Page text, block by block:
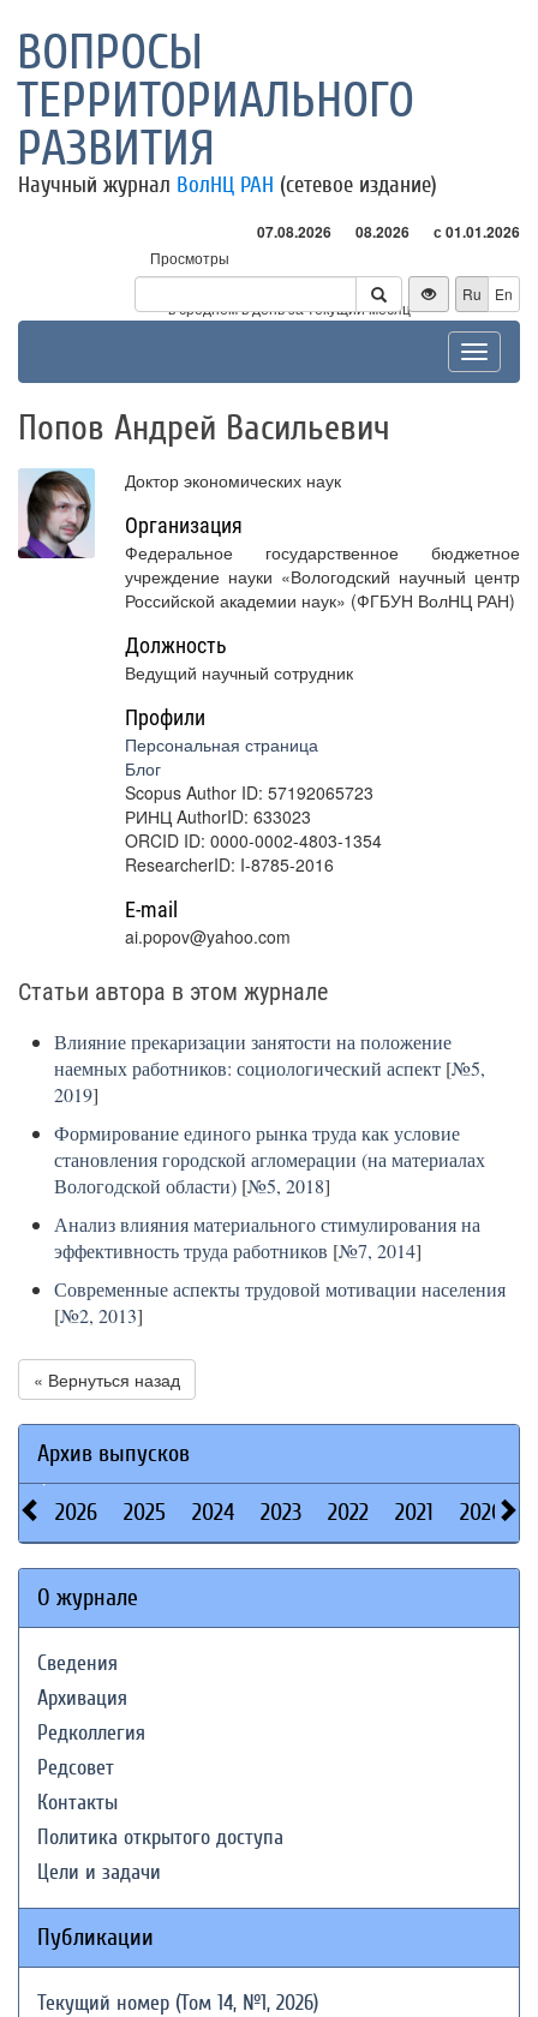
ВОПРОСЫ
ТЕРРИТОРИАЛЬНОГО
РАЗВИТИЯ
Научный журнал ВолНЦ РАН (сетевое издание)
07.08.2026 08.2026 с 01.01.2026
Просмотры
Посетители
* - в среднем в день за текущий месяц
Ru En
Toggle
Попов Андрей Васильевич
Доктор экономических наук
Организация
Федеральное государственное бюджетное
учреждение науки «Вологодский научный центр
Российской академии наук» (ФГБУН ВолНЦ РАН)
Должность
Ведущий научный сотрудник
Профили
Персональная страница
Блог
Scopus Author ID: 57192065723
РИНЦ AuthorID: 633023
ORCID ID: 0000-0002-4803-1354
ResearcherID: I-8785-2016
E-mail
ai.popov@yahoo.com
Статьи автора в этом журнале
Влияние прекаризации занятости на положение
наемных работников: социологический аспект [№5,
2019]
Формирование единого рынка труда как условие
становления городской агломерации (на материалах
Вологодской области) [№5, 2018]
Анализ влияния материального стимулирования на
эффективность труда работников [№7, 2014]
Современные аспекты трудовой мотивации населения
[№2, 2013]
« Вернуться назад
Архив выпусков
2026 2025 2024 2023 2022 2021 2020
О журнале
Сведения
Архивация
Редколлегия
Редсовет
Контакты
Политика открытого доступа
Цели и задачи
Публикации
Текущий номер (Том 14, №1, 2026)